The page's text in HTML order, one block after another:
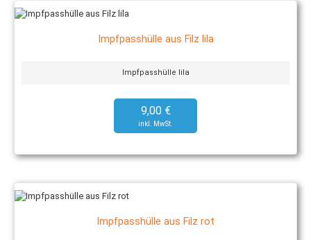
Impfpasshülle aus Filz lila
Impfpasshülle lila
9,00 €
Impfpasshülle aus Filz rot